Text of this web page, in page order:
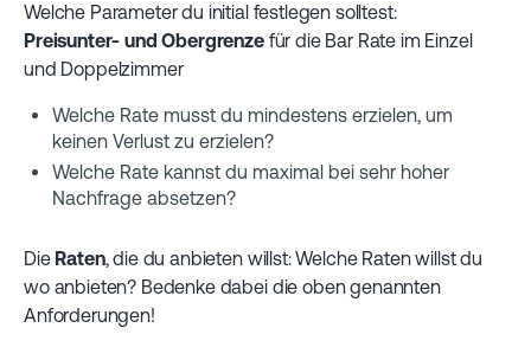
Welche Parameter du initial festlegen solltest:
Preisunter- und Obergrenzefür die Bar Rate im Einzel
und Doppelzimmer
Welche Rate musst du mindestens erzielen, um
keinen Verlust zu erzielen?
Welche Rate kannst du maximal bei sehr hoher
Nachfrage absetzen?
Die Raten, die du anbieten willst: Welche Raten willst du
wo anbieten? Bedenke dabei die oben genannten
Anforderungen!